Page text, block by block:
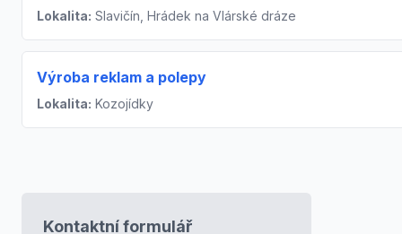
Lokalita: Slavičín, Hrádek na Vlárské dráze
Výroba reklam a polepy
Lokalita: Kozojídky
Kontaktní formulář